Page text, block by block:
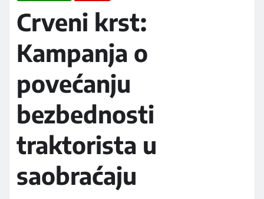
Crveni krst:
Kampanja o
povećanju
bezbednosti
traktorista u
saobraćaju